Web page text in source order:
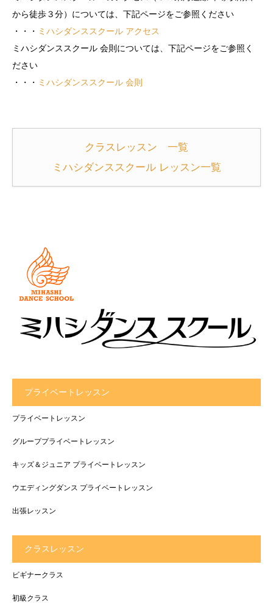
から徒歩３分）については、下記ページをご参照ください
・・・ ミハシダンススクール アクセス
ミハシダンススクール 会則については、下記ページをご参照く
ださい
・・・ ミハシダンススクール 会則
クラスレッスン 一覧
ミハシダンススクール レッスン一覧
プライベートレッスン
プライベートレッスン
グループプライベートレッスン
キッズ＆ジュニア プライベートレッスン
ウエディングダンス プライベートレッスン
出張レッスン
クラスレッスン
ビギナークラス
初級クラス